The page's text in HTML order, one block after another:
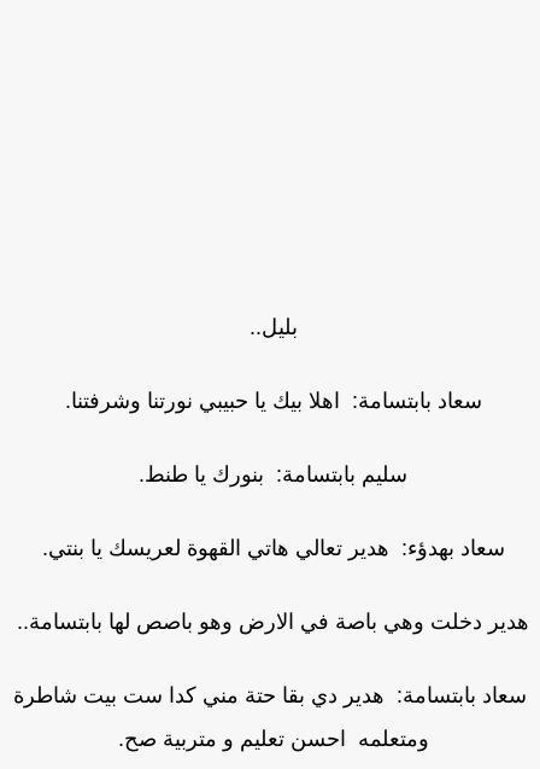
بليل..
سعاد بابتسامة: اهلا بيك يا حبيبي نورتنا وشرفتنا.
سليم بابتسامة: بنورك يا طنط.
سعاد بهدؤء: هدير تعالي هاتي القهوة لعريسك يا بنتي.
دخلت وهي باصة في الارض وهو باصص لها بابتسامة..
بابتسامة: هدير دي بقا حتة مني كدا ست بيت شاطرة
ومتعلمه احسن تعليم و متربية صح.